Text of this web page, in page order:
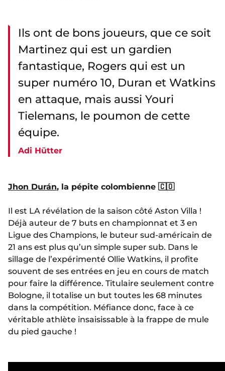
Ils ont de bons joueurs, que ce soit
Martinez qui est un gardien
fantastique, Rogers qui est un
super numéro 10, Duran et Watkins
en attaque, mais aussi Youri
Tielemans, le poumon de cette
équipe.
Adi Hütter
Jhon Durán, la pépite colombienne 🇨🇴
Il est LA révélation de la saison côté Aston Villa !
Déjà auteur de 7 buts en championnat et 3 en
Ligue des Champions, le buteur sud-américain de
21 ans est plus qu’un simple super sub. Dans le
sillage de l’expérimenté Ollie Watkins, il profite
souvent de ses entrées en jeu en cours de match
pour faire la différence. Titulaire seulement contre
Bologne, il totalise un but toutes les 68 minutes
dans la compétition. Méfiance donc, face à ce
véritable athlète insaisissable à la frappe de mule
du pied gauche !